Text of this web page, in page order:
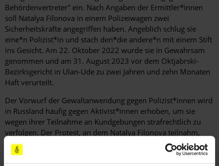
Behördenvertreter" ein. Nach Angaben der Ermittler*innen
soll Natalya Filonova in einem Polizeiwagen zwei
Sicherheitskräfte angegriffen haben. Angeblich schlug sie
eine*n Polizist*in und stach den*die andere*n mit einem Stift
ins Gesicht. Am 22. Oktober 2022 wurde sie in Gewahrsam
genommen und am 31. August 2023 vor dem Oktjabrski-
Bezirksgericht in Ulan-Ude zu zwei Jahren und zehn Monaten
Haft verurteilt.
Der Vorwurf der Gewaltanwendung gegen Polizist*innen wird
in Russland häufig gegen Aktivist*innen erhoben, um sie
wegen ihrer Teilnahme an Kundgebungen strafrechtlich zu
verfolgen. Der Protest, an dem Natalya Filonova teilnahm,
verlief friedlich, wie auch alle ihre früheren Aktivitäten und
ihre journalistische Tätigkeit. Als Aktivistin wurde sie bereits